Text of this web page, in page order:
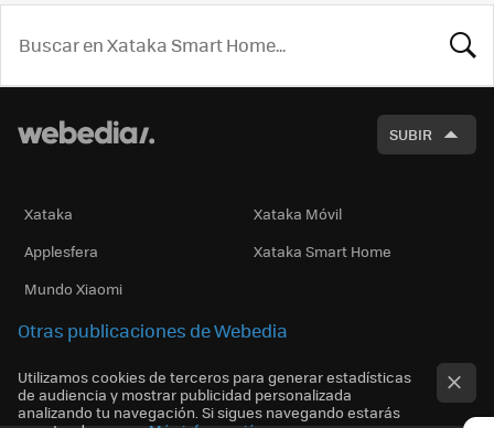
SUBIR
Xataka
Xataka Móvil
Applesfera
Xataka Smart Home
Mundo Xiaomi
Otras publicaciones de Webedia
Utilizamos cookies de terceros para generar estadísticas
de audiencia y mostrar publicidad personalizada
analizando tu navegación. Si sigues navegando estarás